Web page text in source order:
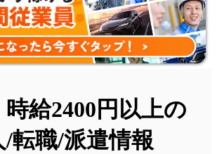
給2400円以上の
転職/派遣情報